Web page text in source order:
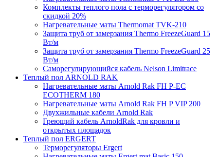
Комплекты теплого пола с терморегулятором со
скидкой 20%
Нагревательные маты Thermomat TVK-210
Защита труб от замерзания Thermo FreezeGuard 15
Вт/м
Защита труб от замерзания Thermo FreezeGuard 25
Вт/м
Саморегулирующийся кабель Nelson Limitrace
Теплый пол ARNOLD RAK
Нагревательные маты Arnold Rak FH P-EC
ECOTHERM 180
Нагревательные маты Arnold Rak FH P VIP 200
Двухжильные кабели Arnold Rak
Греющий кабель ArnoldRak для кровли и
открытых площадок
Теплый пол ERGERT
Терморегуляторы Ergert